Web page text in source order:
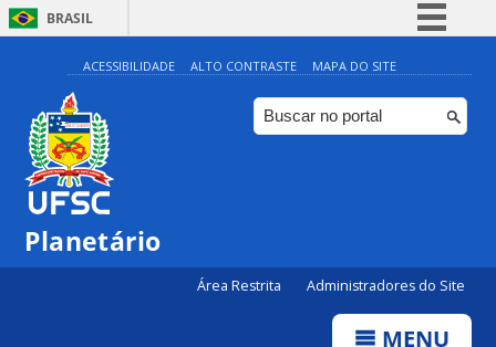
BRASIL
Simplifique!
Comunica BR
Participe
ACESSIBILIDADE ALTO CONTRASTE MAPA DO SITE
Planetário
Área Restrita Administradores do Site
MENU